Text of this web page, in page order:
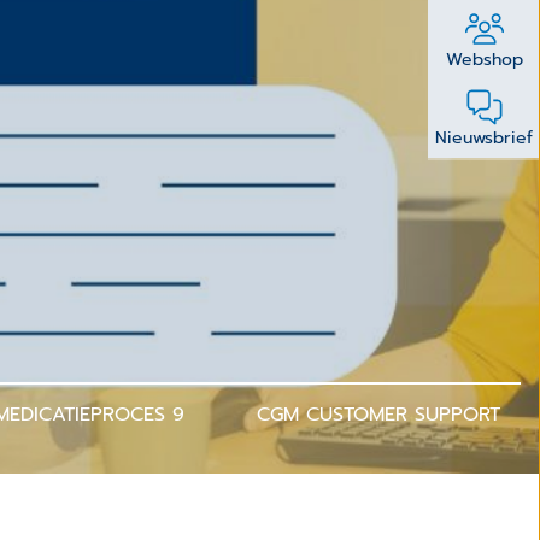
Webshop
Nieuwsbrief
9 CGM CUSTOMER SUPPORT